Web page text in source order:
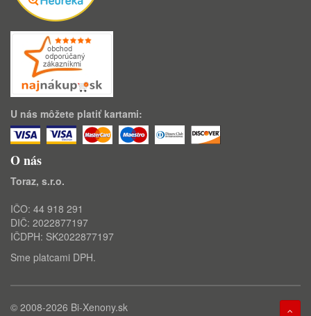
U nás môžete platiť kartami:
O nás
Toraz, s.r.o.
IČO: 44 918 291
DIČ: 2022877197
IČDPH: SK2022877197
Sme platcami DPH.
© 2008-2026 Bi-Xenony.sk